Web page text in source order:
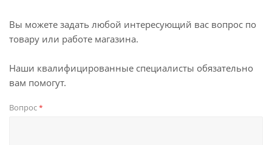
Вы можете задать любой интересующий вас вопрос по
товару или работе магазина.
Наши квалифицированные специалисты обязательно
вам помогут.
Вопрос*